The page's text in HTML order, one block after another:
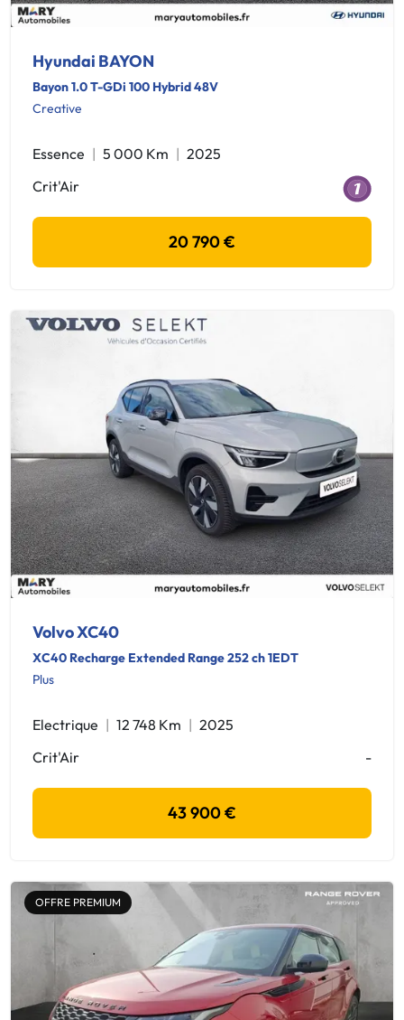
Hyundai BAYON
Bayon 1.0 T-GDi 100 Hybrid 48V
Creative
Essence 5 000 Km
2025
Crit'Air
20 790 €
Volvo XC40
XC40 Recharge Extended Range 252 ch 1EDT
Plus
Electrique 12 748 Km
2025
Crit'Air
-
43 900 €
OFFRE PREMIUM